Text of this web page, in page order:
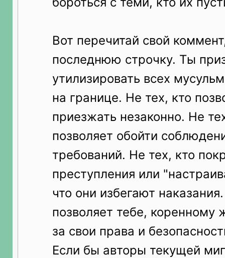
Вот перечитай свой
последнюю строчку. Ты
утилизировать всех
на границе. Не тех, кто
приезжать незаконно. Не
позволяет обойти
требований. Не тех, кто
преступления или
что они избегают
позволяет тебе, коренному
за свои права и
Если бы авторы текущей